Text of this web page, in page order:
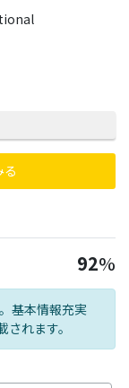
る
92%
基本情報充実
れます。